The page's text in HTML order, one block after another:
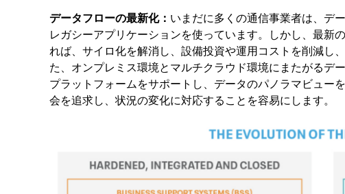
データフローの最新化： いまだに多くの通信事業者は、デ
レガシーアプリケーションを使っています。しかし、最新
れば、サイロ化を解消し、設備投資や運用コストを削減し
た、オンプレミス環境とマルチクラウド環境にまたがるデ
プラットフォームをサポートし、データのパノラマビュー
会を追求し、状況の変化に対応することを容易にします。